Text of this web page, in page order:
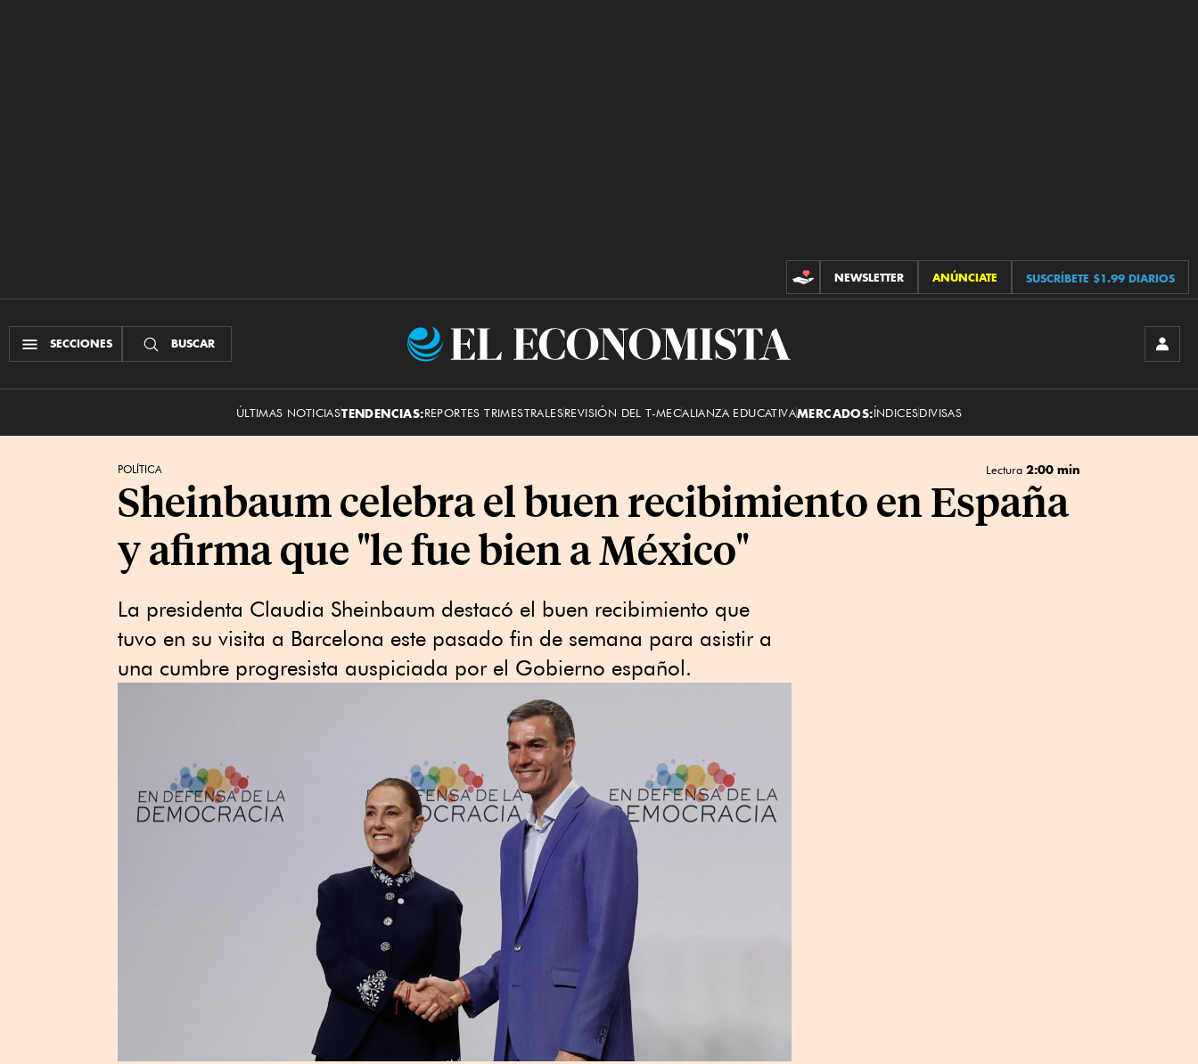
CONTRIBUCIONES
NEWSLETTER ANÚNCIATE SUSCRÍBETE $1.99 DIARIOS
SECCIONES BUSCAR
El
ÚLTIMAS NOTICIASTENDENCIAS:REPORTES TRIMESTRALESREVISIÓN DEL T-MECALIANZA EDUCATIVAMERCADOS:ÍNDICESDIVISAS
POLÍTICA Lectura 2:00 min
Sheinbaum celebra el buen recibimiento en España
y afirma que "le fue bien a México"
La presidenta Claudia Sheinbaum destacó el buen recibimiento que
tuvo en su visita a Barcelona este pasado fin de semana para asistir a
una cumbre progresista auspiciada por el Gobierno español.